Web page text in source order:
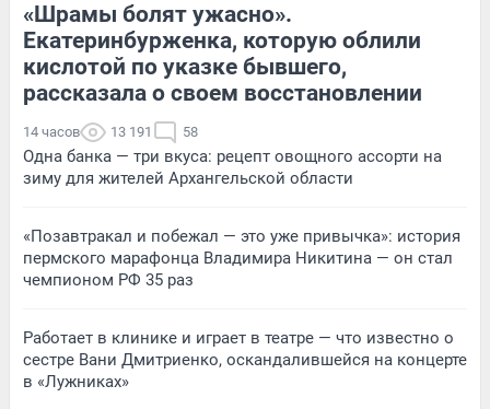
«Шрамы болят ужасно».
Екатеринбурженка, которую облили
кислотой по указке бывшего,
рассказала о своем восстановлении
14 часов 13 191 58
Одна банка — три вкуса: рецепт овощного ассорти на
зиму для жителей Архангельской области
«Позавтракал и побежал — это уже привычка»: история
пермского марафонца Владимира Никитина — он стал
чемпионом РФ 35 раз
Работает в клинике и играет в театре — что известно о
сестре Вани Дмитриенко, оскандалившейся на концерте
в «Лужниках»